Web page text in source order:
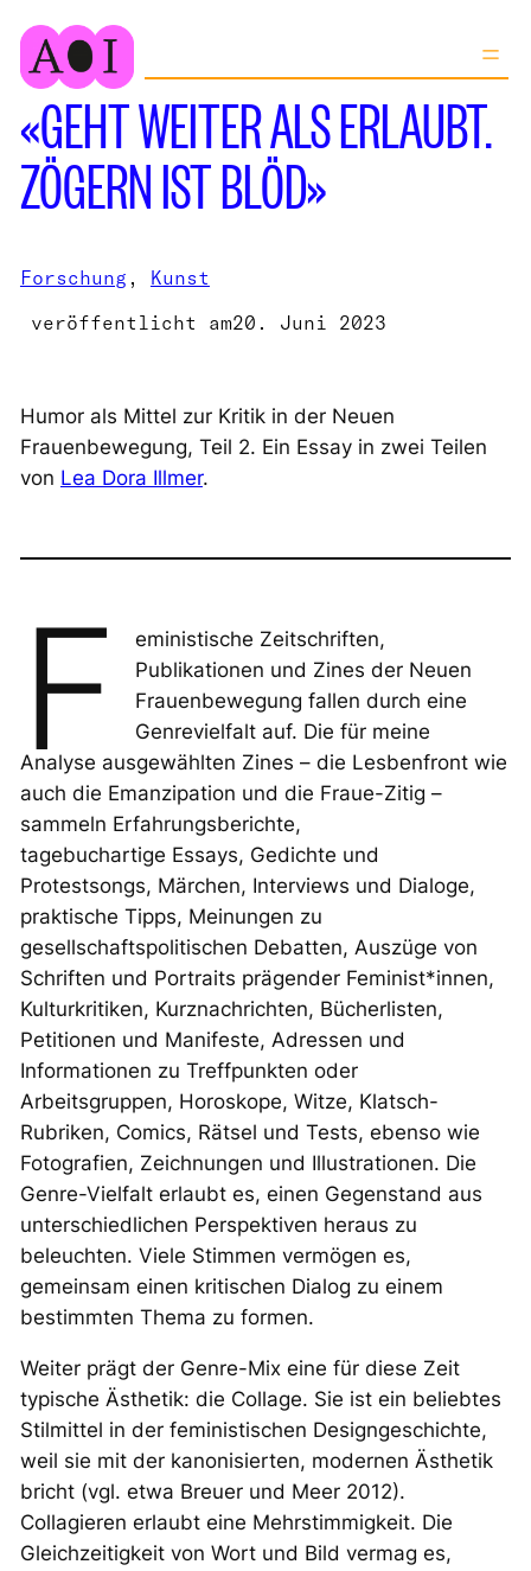
Zum
Inhalt
springen
«GEHT WEITER ALS ERLAUBT.
ZÖGERN IST BLÖD»
Forschung , Kunst
veröffentlicht am20. Juni 2023
Humor als Mittel zur Kritik in der Neuen
Frauenbewegung, Teil 2. Ein Essay in zwei Teilen
von Lea Dora Illmer.
F
eministische Zeitschriften,
Publikationen und Zines der Neuen
Frauenbewegung fallen durch eine
Genrevielfalt auf. Die für meine
Analyse ausgewählten Zines – die Lesbenfrontwie
auch die Emanzipation und die Fraue-Zitig –
sammeln Erfahrungsberichte,
tagebuchartige Essays, Gedichte und
Protestsongs, Märchen, Interviews und Dialoge,
praktische Tipps, Meinungen zu
gesellschaftspolitischen Debatten, Auszüge von
Schriften und Portraits prägender Feminist*innen,
Kulturkritiken, Kurznachrichten, Bücherlisten,
Petitionen und Manifeste, Adressen und
Informationen zu Treffpunkten oder
Arbeitsgruppen, Horoskope, Witze, Klatsch-
Rubriken, Comics, Rätsel und Tests, ebenso wie
Fotografien, Zeichnungen und Illustrationen. Die
Genre-Vielfalt erlaubt es, einen Gegenstand aus
unterschiedlichen Perspektiven heraus zu
beleuchten. Viele Stimmen vermögen es,
gemeinsam einen kritischen Dialog zu einem
bestimmten Thema zu formen.
Weiter prägt der Genre-Mix eine für diese Zeit
typische Ästhetik: die Collage. Sie ist ein beliebtes
Stilmittel in der feministischen Designgeschichte,
weil sie mit der kanonisierten, modernen Ästhetik
bricht (vgl. etwa Breuer und Meer 2012).
Collagieren erlaubt eine Mehrstimmigkeit. Die
Gleichzeitigkeit von Wort und Bild vermag es,